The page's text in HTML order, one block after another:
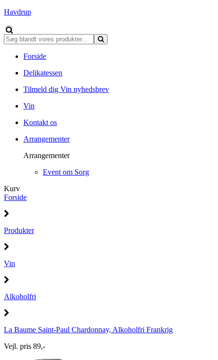
Havdrup
Forside
Delikatessen
Tilmeld dig Vin nyhedsbrev
Vin
Kontakt os
Arrangementer
Arrangementer
Event om Sorg
Kurv
Forside
Produkter
Vin
Alkoholfri
La Baume Saint-Paul Chardonnay, Alkoholfri Frankrig
Vejl. pris 89,-